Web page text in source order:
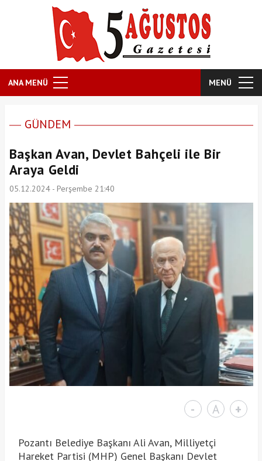
ANA MENÜ MENÜ
GÜNDEM
Başkan Avan, Devlet Bahçeli ile Bir
Araya Geldi
05.12.2024 - Perşembe 21:40
- A +
Pozantı Belediye Başkanı Ali Avan, Milliyetçi
Hareket Partisi (MHP) Genel Başkanı Devlet